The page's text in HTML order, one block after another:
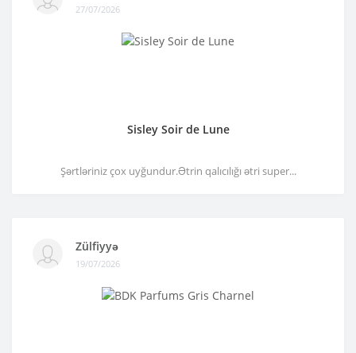
27/07/2026
Sisley Soir de Lune
Şərtləriniz çox uyğundur.Ətrin qalıcılığı ətri super...
Zülfiyyə
19/07/2026